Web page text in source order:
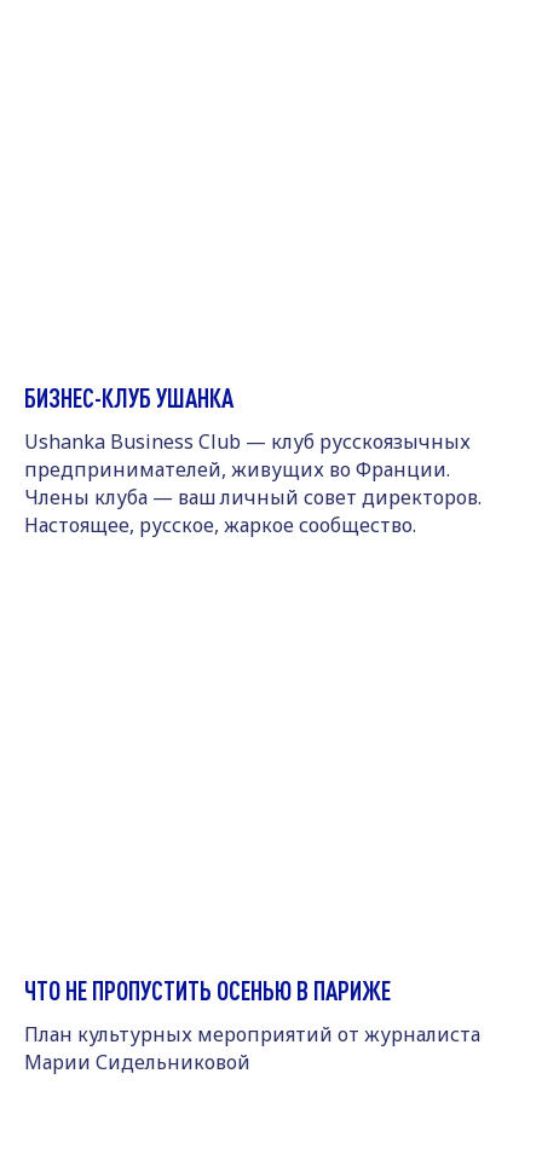
БИЗНЕС-КЛУБ УШАНКА
Ushanka Business Club — клуб русскоязычных
предпринимателей, живущих во Франции.
Члены клуба — ваш личный совет директоров.
Настоящее, русское, жаркое сообщество.
ЧТО НЕ ПРОПУСТИТЬ ОСЕНЬЮ В ПАРИЖЕ
План культурных мероприятий от журналиста
Марии Сидельниковой